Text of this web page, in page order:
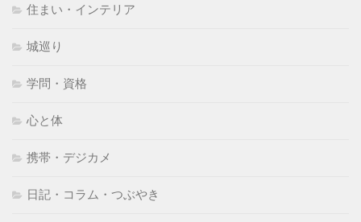
住まい・インテリア
城巡り
学問・資格
心と体
携帯・デジカメ
日記・コラム・つぶやき